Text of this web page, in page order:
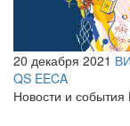
20 декабря 2021
QS EECA
Новости и